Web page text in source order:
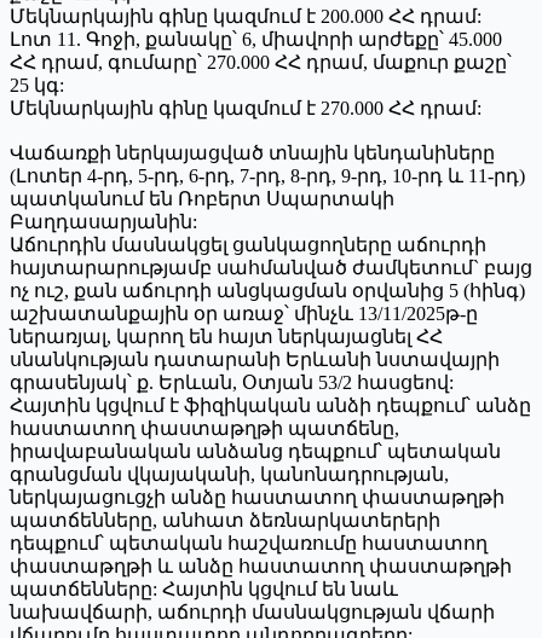
Մեկնարկային գինը կազմում է 200.000 ՀՀ դրամ:
Լոտ 11. Գոջի, քանակը՝ 6, միավորի արժեքը՝ 45.000
ՀՀ դրամ, գումարը՝ 270.000 ՀՀ դրամ, մաքուր քաշը՝
25 կգ:
Մեկնարկային գինը կազմում է 270.000 ՀՀ դրամ:
Վաճառքի ներկայացված տնային կենդանիները
(Լոտեր 4-րդ, 5-րդ, 6-րդ, 7-րդ, 8-րդ, 9-րդ, 10-րդ և 11-րդ)
պատկանում են Ռոբերտ Սպարտակի
Բաղդասարյանին:
Աճուրդին մասնակցել ցանկացողները աճուրդի
հայտարարությամբ սահմանված ժամկետում` բայց
ոչ ուշ, քան աճուրդի անցկացման օրվանից 5 (հինգ)
աշխատանքային օր առաջ՝ մինչև 13/11/2025թ-ը
ներառյալ, կարող են հայտ ներկայացնել ՀՀ
սնանկության դատարանի Երևանի նստավայրի
գրասենյակ՝ ք. Երևան, Օտյան 53/2 հասցեով:
Հայտին կցվում է ֆիզիկական անձի դեպքում՝ անձը
հաստատող փաստաթղթի պատճենը,
իրավաբանական անձանց դեպքում՝ պետական
գրանցման վկայականի, կանոնադրության,
ներկայացուցչի անձը հաստատող փաստաթղթի
պատճենները, անհատ ձեռնարկատերերի
դեպքում՝ պետական հաշվառումը հաստատող
փաստաթղթի և անձը հաստատող փաստաթղթի
պատճենները: Հայտին կցվում են նաև
նախավճարի, աճուրդի մասնակցության վճարի